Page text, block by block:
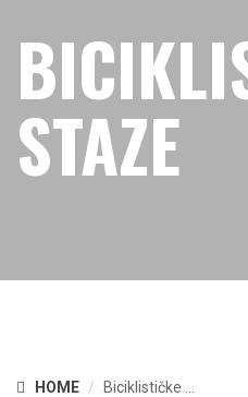
STAZE
HOME Biciklističke ...